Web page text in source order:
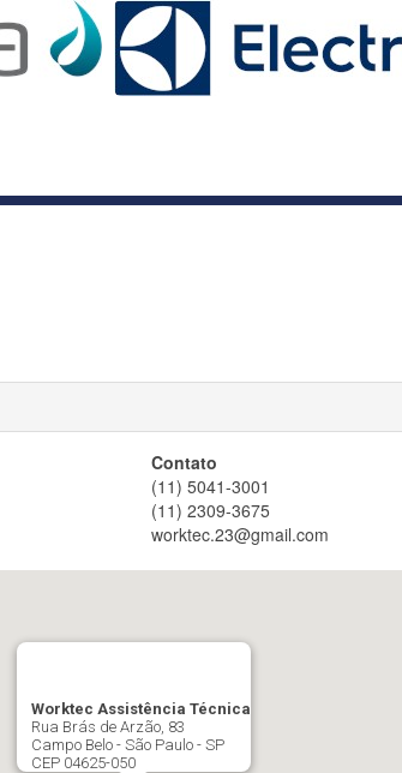
Contato
(11) 5041-3001
(11) 2309-3675
worktec.23@gmail.com
Worktec Assistência Técnica
Rua Brás de Arzão, 83
Campo Belo - São Paulo - SP
CEP 04625-050